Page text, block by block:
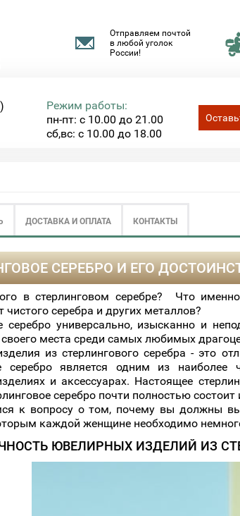
Отправляем почтой
в любой уголок
России!
Режим работы:
пн-пт: с 10.00 до 21.00
сб,вс: с 10.00 до 18.00
ДОСТАВКА И ОПЛАТА КОНТАКТЫ
СЕРЕБРО И ЕГО
в стерлинговом серебре? Что
чистого серебра и других металлов?
серебро универсально, изысканно и
места среди самых любимых
из стерлингового серебра - это
серебро является одним из
и аксессуарах. Настоящее
серебро почти полностью состоит
к вопросу о том, почему вы должны
каждой женщине необходимо
ЮВЕЛИРНЫХ ИЗДЕЛИЙ ИЗ